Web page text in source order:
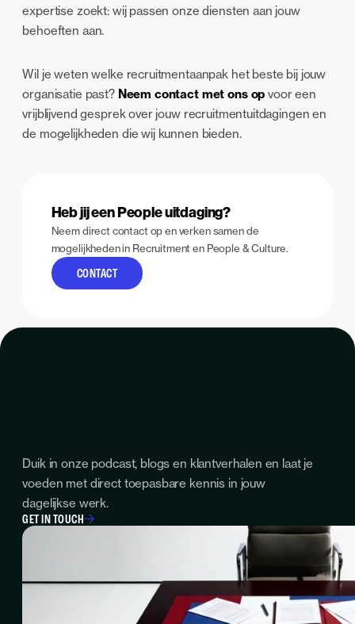
expertise zoekt: wij passen onze diensten aan jouw
behoeften aan.
Wil je weten welke recruitmentaanpak het beste bij jouw
organisatie past? Neem contact met ons op voor een
vrijblijvend gesprek over jouw recruitmentuitdagingen en
de mogelijkheden die wij kunnen bieden.
Heb jij een People uitdaging?
Neem direct contact op en verken samen de
mogelijkheden in Recruitment en People & Culture.
CONTACT
Duik in onze podcast, blogs en klantverhalen en laat je
voeden met direct toepasbare kennis in jouw
dagelijkse werk.
GET IN TOUCH